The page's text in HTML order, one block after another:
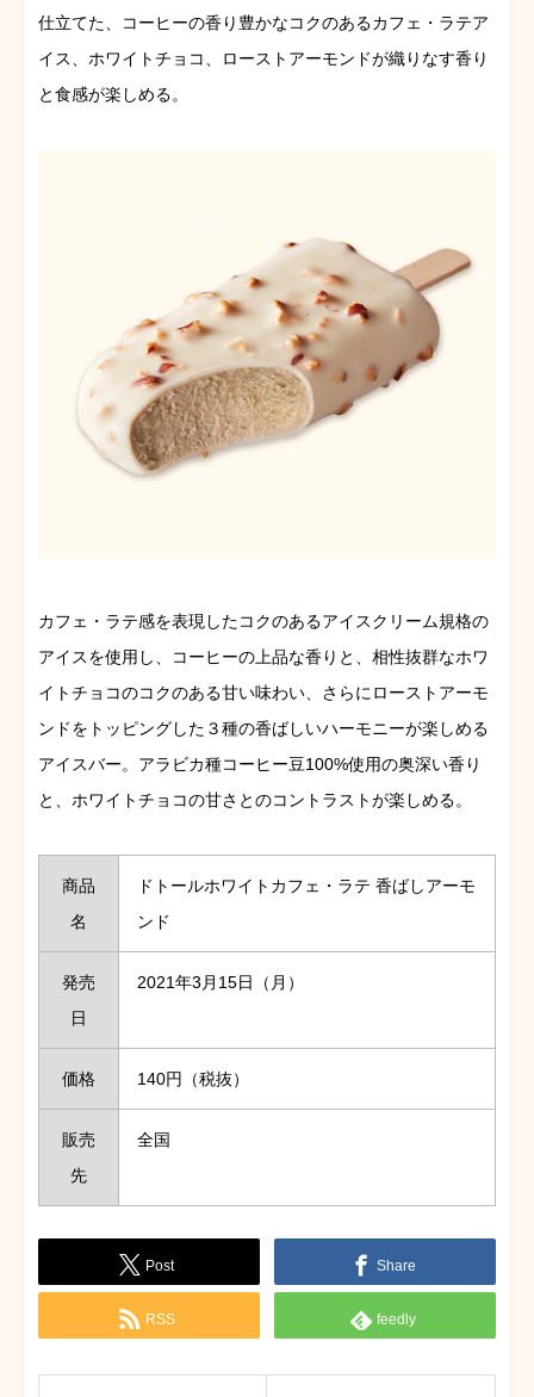
仕立てた、コーヒーの香り豊かなコクのあるカフェ・ラテア
イス、ホワイトチョコ、ローストアーモンドが織りなす香り
と食感が楽しめる。
カフェ・ラテ感を表現したコクのあるアイスクリーム規格の
アイスを使用し、コーヒーの上品な香りと、相性抜群なホワ
イトチョコのコクのある甘い味わい、さらにローストアーモ
ンドをトッピングした３種の香ばしいハーモニーが楽しめる
アイスバー。アラビカ種コーヒー豆100%使用の奥深い香り
と、ホワイトチョコの甘さとのコントラストが楽しめる。
商品
名
ドトールホワイトカフェ・ラテ 香ばしアーモ
ンド
発売
日
2021年3月15日（月）
価格 140円（税抜）
販売
先
全国
Post Share
RSS feedly